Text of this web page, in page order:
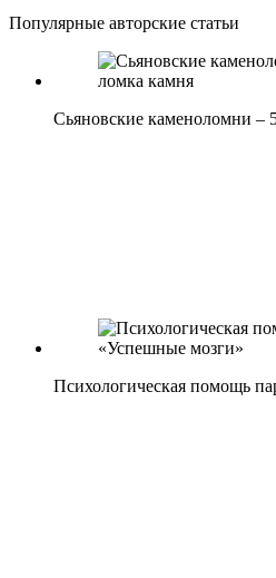
Популярные авторские статьи
Сьяновские каменоломни –
Психологическая помощь